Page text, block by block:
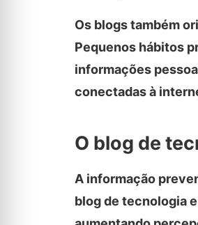
Os blogs também
Pequenos hábitos
informações
conectadas à
O blog de
A informação
blog de tecnologia